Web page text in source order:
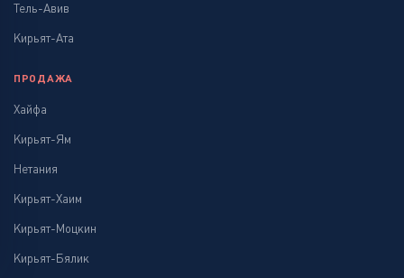
Тель-Авив
Кирьят-Ата
ПРОДАЖА
Хайфа
Кирьят-Ям
Нетания
Кирьят-Хаим
Кирьят-Моцкин
Кирьят-Бялик